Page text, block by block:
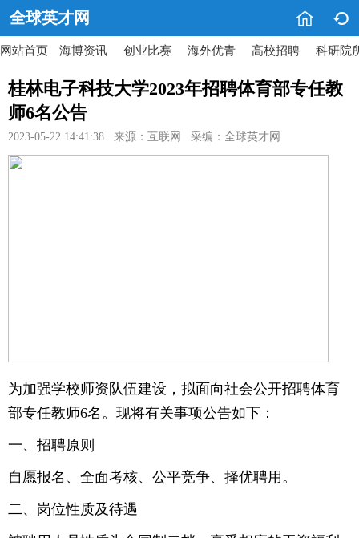
全球英才网  
网站首页 海博资讯 创业比赛 海外优青 高校招聘 科研院
桂林电子科技大学2023年招聘体育部专任教
师6名公告
2023-05-22 14:41:38 来源：互联网 采编：全球英才网
为加强学校师资队伍建设，拟面向社会公开招聘体育
部专任教师6名。现将有关事项公告如下：
一、招聘原则
自愿报名、全面考核、公平竞争、择优聘用。
二、岗位性质及待遇